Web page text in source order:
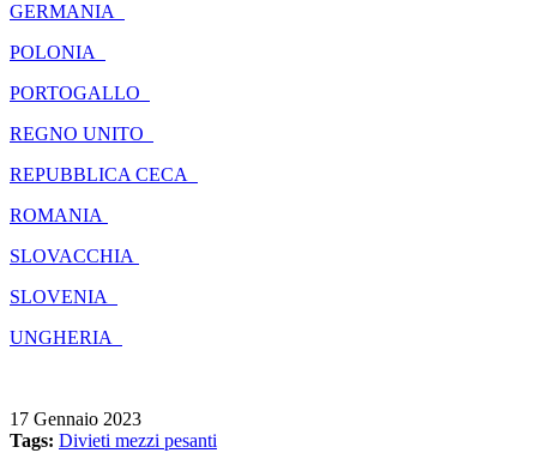
GERMANIA
POLONIA
PORTOGALLO
REGNO UNITO
REPUBBLICA CECA
ROMANIA
SLOVACCHIA
SLOVENIA
UNGHERIA
17 Gennaio 2023
Tags: Divieti mezzi pesanti